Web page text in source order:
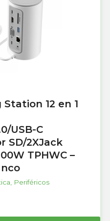
12 en 1
USB-C
SD/2XJack
TPHWC –
, Periféricos